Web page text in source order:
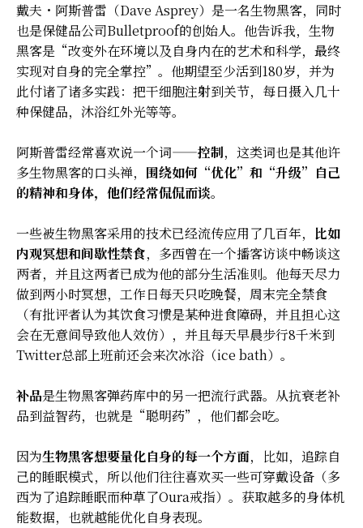
戴夫・阿斯普雷（Dave Asprey）是一名生物黑客，同时
也是保健品公司Bulletproof的创始人。他告诉我，生物
黑客是“改变外在环境以及自身内在的艺术和科学，最终
实现对自身的完全掌控”。他期望至少活到180岁，并为
此付诸了诸多实践：把干细胞注射到关节，每日摄入几十
种保健品，沐浴红外光等等。
阿斯普雷经常喜欢说一个词——控制，这类词也是其他许
多生物黑客的口头禅， 围绕如何“优化”和“升级”自己
的精神和身体，他们经常侃侃而谈。
一些被生物黑客采用的技术已经流传应用了几百年， 比如
内观冥想和间歇性禁食，多西曾在一个播客访谈中畅谈这
两者，并且这两者已成为他的部分生活准则。他每天尽力
做到两小时冥想，工作日每天只吃晚餐，周末完全禁食
（有批评者认为其饮食习惯是某种进食障碍，并且担心这
会在无意间导致他人效仿），并且每天早晨步行8千米到
Twitter总部上班前还会来次冰浴（ice bath）。
补品是生物黑客弹药库中的另一把流行武器。从抗衰老补
品到益智药，也就是“聪明药”，他们都会吃。
因为生物黑客想要量化自身的每一个方面，比如，追踪自
己的睡眠模式，所以他们往往喜欢买一些可穿戴设备（多
西为了追踪睡眠而种草了Oura戒指）。获取越多的身体机
能数据，也就越能优化自身表现。